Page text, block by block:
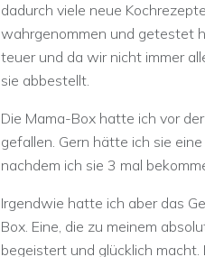
dadurch viele neue
wahrgenommen und getestet
teuer und da wir nicht immer
sie abbestellt.
Die Mama-Box hatte ich vor
gefallen. Gern hätte ich sie
nachdem ich sie 3 mal
Irgendwie hatte ich aber das
Box. Eine, die zu meinem
begeistert und glücklich macht.